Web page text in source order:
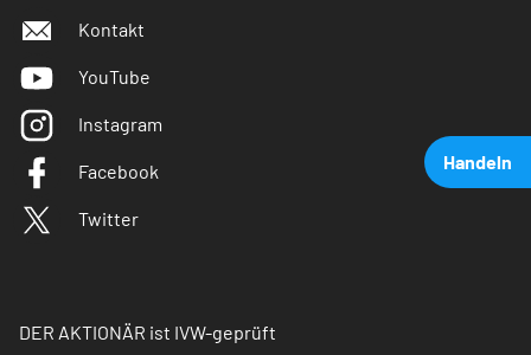
Handeln
Kontakt
YouTube
Instagram
Facebook
Twitter
DER AKTIONÄR ist IVW-geprüft